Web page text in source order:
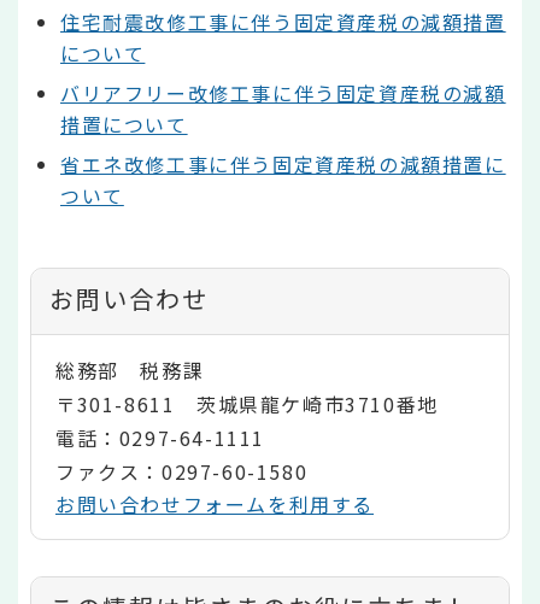
住宅耐震改修工事に伴う固定資産税の減額措置
について
バリアフリー改修工事に伴う固定資産税の減額
措置について
省エネ改修工事に伴う固定資産税の減額措置に
ついて
お問い合わせ
総務部 税務課
〒301-8611 茨城県龍ケ崎市3710番地
電話：0297-64-1111
ファクス：0297-60-1580
お問い合わせフォームを利用する